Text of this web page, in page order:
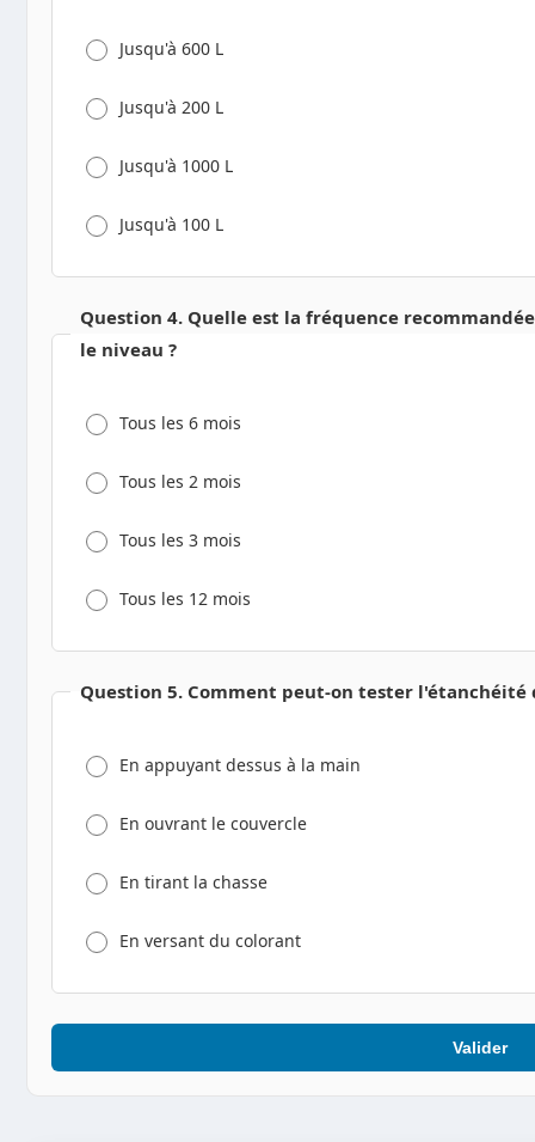
Jusqu'à 600 L
Jusqu'à 200 L
Jusqu'à 1000 L
Jusqu'à 100 L
Question 4. Quelle est la fréquence
le niveau ?
Tous les 6 mois
Tous les 2 mois
Tous les 3 mois
Tous les 12 mois
Question 5. Comment peut-on tester l'étanchéité
En appuyant dessus à la main
En ouvrant le couvercle
En tirant la chasse
En versant du colorant
Valider